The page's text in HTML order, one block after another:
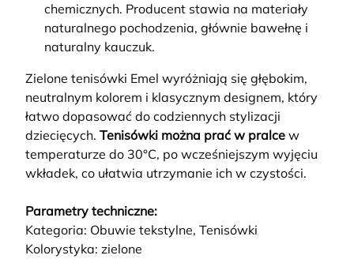
chemicznych. Producent stawia na materiały
naturalnego pochodzenia, głównie bawełnę i
naturalny kauczuk.
Zielone tenisówki Emel wyróżniają się głębokim,
neutralnym kolorem i klasycznym designem, który
łatwo dopasować do codziennych stylizacji
dziecięcych. Tenisówki można prać w pralce w
temperaturze do 30°C, po wcześniejszym wyjęciu
wkładek, co ułatwia utrzymanie ich w czystości.
Parametry techniczne:
Kategoria: Obuwie tekstylne, Tenisówki
Kolorystyka: zielone